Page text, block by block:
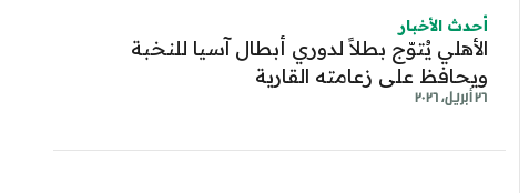
أحدث الأخبار
الأهلي يُتوّج بطلاً لدوري أبطال آسيا للنخبة
ويحافظ على زعامته القارية
٢٦ أبريل، ٢٠٢٦